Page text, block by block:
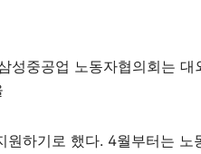
성중공업 노동자협의회는
원하기로 했다. 4월부터는